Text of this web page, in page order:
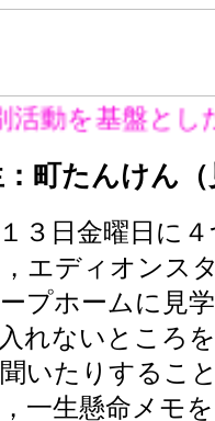
動を基盤とし
：町たんけん
３日金曜日に
エディオンス
プホームに見
れないところ
いたりするこ
一生懸命メモ